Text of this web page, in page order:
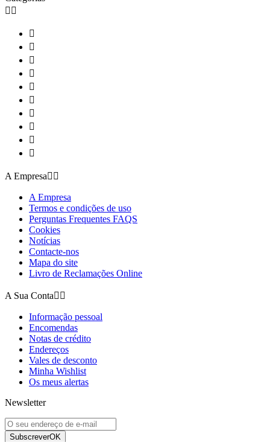
 










A Empresa 
A Empresa
Termos e condições de uso
Perguntas Frequentes FAQS
Cookies
Notícias
Contacte-nos
Mapa do site
Livro de Reclamações Online
A Sua Conta 
Informação pessoal
Encomendas
Notas de crédito
Endereços
Vales de desconto
Minha Wishlist
Os meus alertas
Newsletter
SubscreverOK